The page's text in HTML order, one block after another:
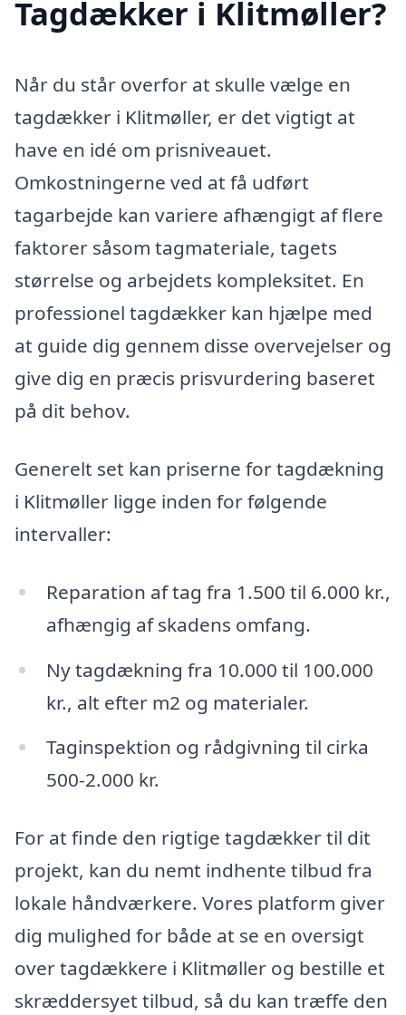
Tagdækker i Klitmøller?
Når du står overfor at skulle vælge en
tagdækker i Klitmøller, er det vigtigt at
have en idé om prisniveauet.
Omkostningerne ved at få udført
tagarbejde kan variere afhængigt af flere
faktorer såsom tagmateriale, tagets
størrelse og arbejdets kompleksitet. En
professionel tagdækker kan hjælpe med
at guide dig gennem disse overvejelser og
give dig en præcis prisvurdering baseret
på dit behov.
Generelt set kan priserne for tagdækning
i Klitmøller ligge inden for følgende
intervaller:
Reparation af tag fra 1.500 til 6.000 kr.,
afhængig af skadens omfang.
Ny tagdækning fra 10.000 til 100.000
kr., alt efter m2 og materialer.
Taginspektion og rådgivning til cirka
500-2.000 kr.
For at finde den rigtige tagdækker til dit
projekt, kan du nemt indhente tilbud fra
lokale håndværkere. Vores platform giver
dig mulighed for både at se en oversigt
over tagdækkere i Klitmøller og bestille et
skræddersyet tilbud, så du kan træffe den